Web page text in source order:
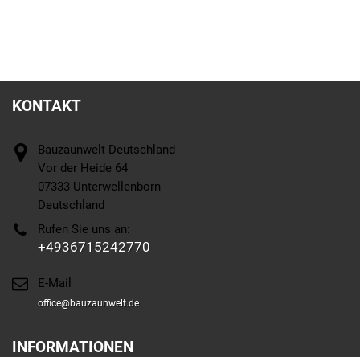
KONTAKT
Bauzaunwelt Deutschland
Vor der Heide 64
07333 Unterwellenborn
Deutschland
Rufen Sie uns an:
+4936715242770
E-Mail
office@bauzaunwelt.de
INFORMATIONEN